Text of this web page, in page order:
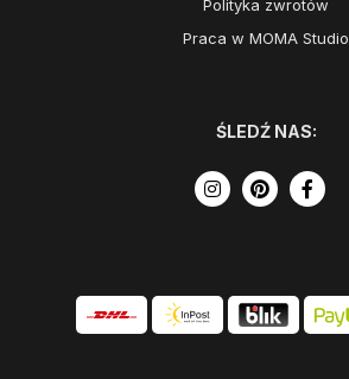
Polityka zwrotów
Praca w MOMA Studio
ŚLEDŹ NAS: